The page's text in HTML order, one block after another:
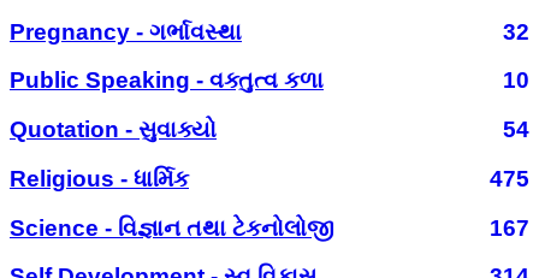
Pregnancy - ગર્ભાવસ્થા
32
Public Speaking - વક્તુત્વ કળા
10
Quotation - સુવાક્યો
54
Religious - ધાર્મિક
475
Science - વિજ્ઞાન તથા ટેકનોલોજી
167